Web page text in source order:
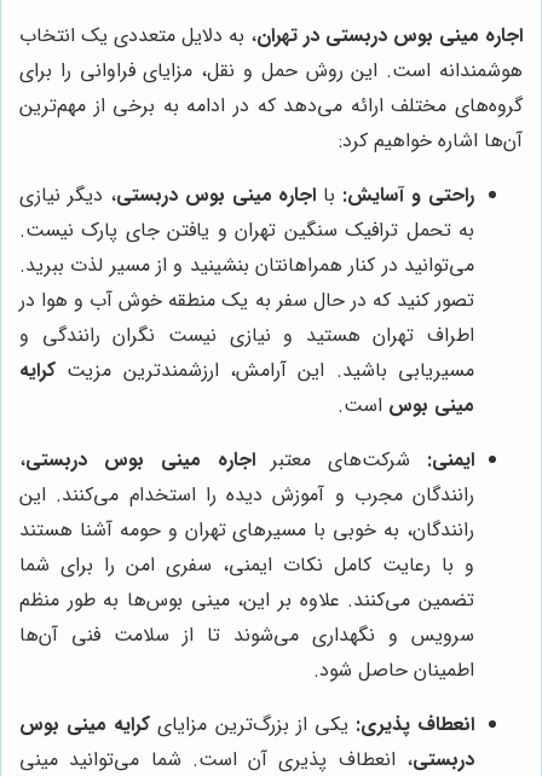
اجاره مینی بوس دربستی در تهران، به دلایل متعددی یک انتخاب
هوشمندانه است. این روش حمل و نقل، مزایای فراوانی را برای
گروه‌های مختلف ارائه می‌دهد که در ادامه به برخی از مهم‌ترین
آن‌ها اشاره خواهیم کرد:
راحتی و آسایش: با اجاره مینی بوس دربستی، دیگر نیازی
به تحمل ترافیک سنگین تهران و یافتن جای پارک نیست.
می‌توانید در کنار همراهانتان بنشینید و از مسیر لذت ببرید.
تصور کنید که در حال سفر به یک منطقه خوش آب و هوا در
اطراف تهران هستید و نیازی نیست نگران رانندگی و
مسیریابی باشید. این آرامش، ارزشمندترین مزیت کرایه
مینی بوس است.
ایمنی: شرکت‌های معتبراجاره مینی بوس دربستی،
رانندگان مجرب و آموزش دیده را استخدام می‌کنند. این
رانندگان، به خوبی با مسیرهای تهران و حومه آشنا هستند
و با رعایت کامل نکات ایمنی، سفری امن را برای شما
تضمین می‌کنند. علاوه بر این، مینی بوس‌ها به طور منظم
سرویس و نگهداری می‌شوند تا از سلامت فنی آن‌ها
اطمینان حاصل شود.
انعطاف پذیری: یکی از بزرگ‌ترین مزایای کرایه مینی بوس
دربستی، انعطاف پذیری آن است. شما می‌توانید مینی